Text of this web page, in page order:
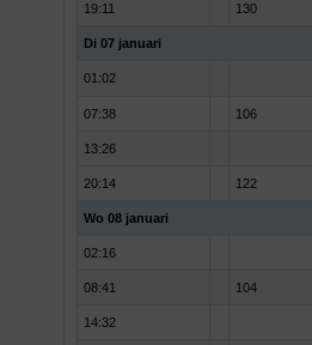
19:11 130
Di 07 januari
01:02
07:38 106
13:26
20:14 122
Wo 08 januari
02:16
08:41 104
14:32